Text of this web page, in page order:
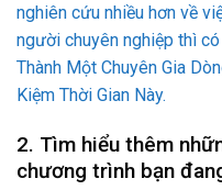
nghiên cứu nhiều hơn về
người chuyên nghiệp thì
Thành Một Chuyên Gia
Kiệm Thời Gian Này.
2. Tìm hiểu thêm
chương trình bạn